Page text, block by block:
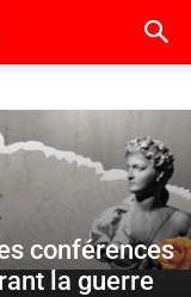
conférences
la guerre